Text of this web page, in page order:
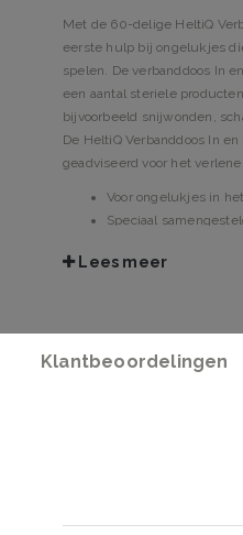
Met de 60-delige HeltiQ
eerste hulp bij ongelukjes
spelen. De verbanddoos In
een aantal steriele
bijvoorbeeld snijwonden,
De HeltiQ Verbanddoos In
geadviseerd voor het
Voor ongelukjes in
Speciaal
Lees meer
Klantbeoordelingen